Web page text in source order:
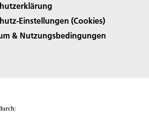
Einstellungen (Cookies)
& Nutzungsbedingungen